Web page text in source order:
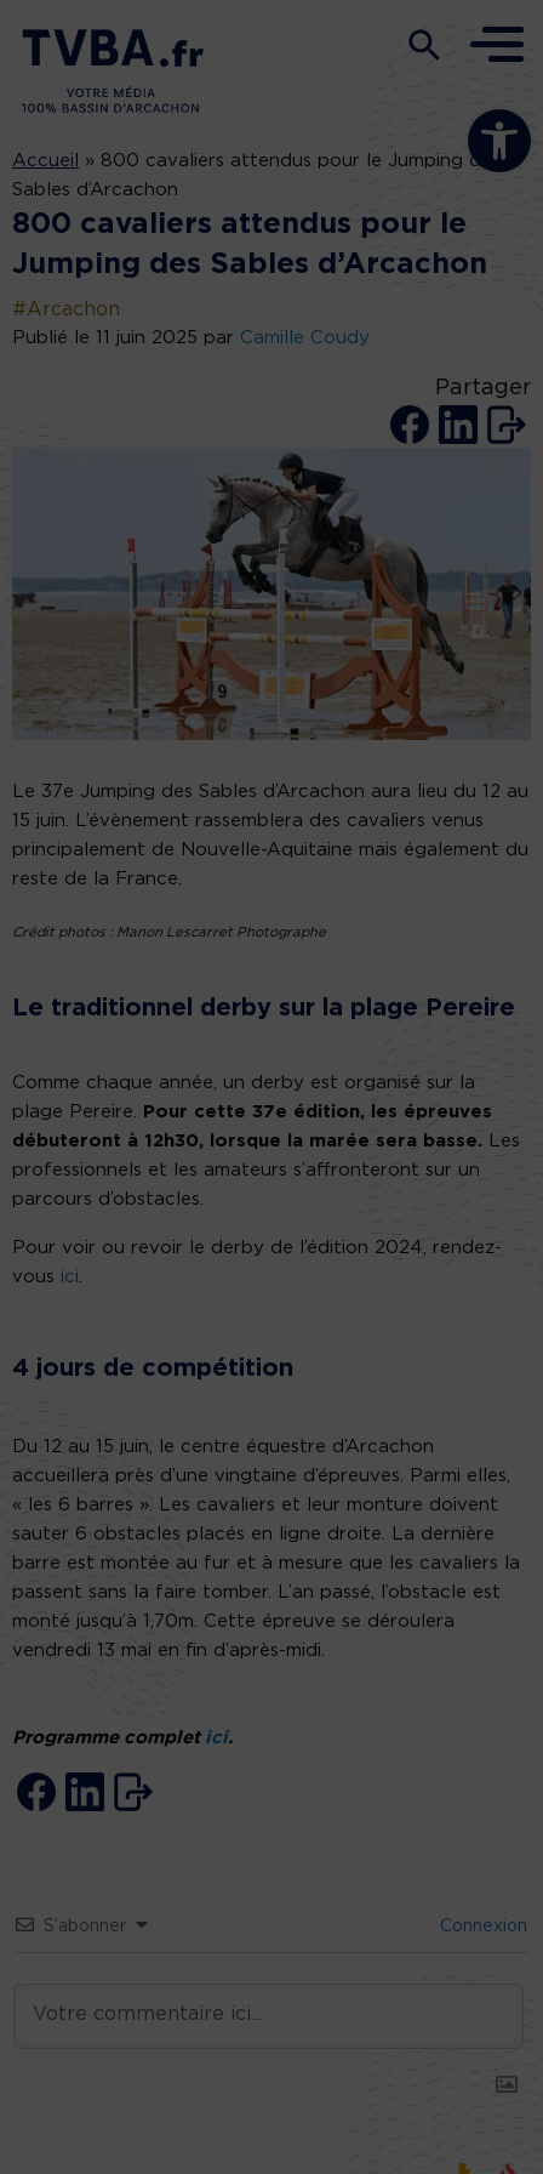
Ouvrir la
Accueil » 800 cavaliers attendus pour le Jumping des
Sables d’Arcachon
800 cavaliers attendus pour le
Jumping des Sables d’Arcachon
#Arcachon
Publié le 11 juin 2025 par Camille Coudy
Partager
Le 37e Jumping des Sables d’Arcachon aura lieu du 12 au
15 juin. L’évènement rassemblera des cavaliers venus
principalement de Nouvelle-Aquitaine mais également du
reste de la France.
Crédit photos : Manon Lescarret Photographe
Le traditionnel derby sur la plage Pereire
Comme chaque année, un derby est organisé sur la
plage Pereire. Pour cette 37e édition, les épreuves
débuteront à 12h30, lorsque la marée sera basse. Les
professionnels et les amateurs s’affronteront sur un
parcours d’obstacles.
Pour voir ou revoir le derby de l’édition 2024, rendez-
vous ici.
4 jours de compétition
Du 12 au 15 juin, le centre équestre d’Arcachon
accueillera près d’une vingtaine d’épreuves. Parmi elles,
« les 6 barres ». Les cavaliers et leur monture doivent
sauter 6 obstacles placés en ligne droite. La dernière
barre est montée au fur et à mesure que les cavaliers la
passent sans la faire tomber. L’an passé, l’obstacle est
monté jusqu’à 1,70m. Cette épreuve se déroulera
vendredi 13 mai en fin d’après-midi.
Programme complet ici.
S’abonner Connexion